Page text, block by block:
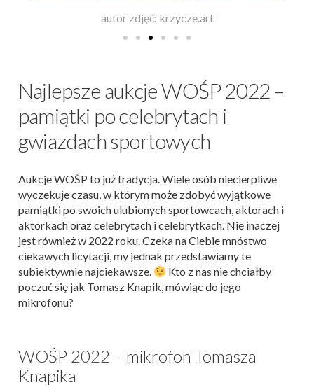
autor zdjęć: krzycze.art
Najlepsze aukcje WOŚP 2022 –
pamiątki po celebrytach i
gwiazdach sportowych
Aukcje WOŚP to już tradycja. Wiele osób niecierpliwe
wyczekuje czasu, w którym może zdobyć wyjątkowe
pamiątki po swoich ulubionych sportowcach, aktorach i
aktorkach oraz celebrytach i celebrytkach. Nie inaczej
jest również w 2022 roku. Czeka na Ciebie mnóstwo
ciekawych licytacji, my jednak przedstawiamy te
subiektywnie najciekawsze.
Kto z nas nie chciałby
poczuć się jak Tomasz Knapik, mówiąc do jego
mikrofonu?
WOŚP 2022 – mikrofon Tomasza
Knapika